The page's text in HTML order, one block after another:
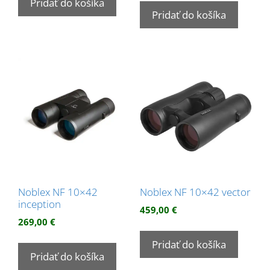
Pridať do košíka
Noblex NF 10×42
inception
269,00 €
Pridať do košíka
Noblex NF 10×42 vector
459,00 €
Pridať do košíka